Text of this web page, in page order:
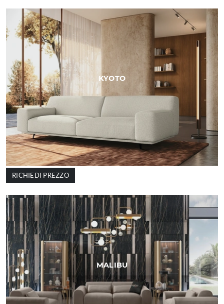
KYOTO
RICHIEDI PREZZO
MALIBU